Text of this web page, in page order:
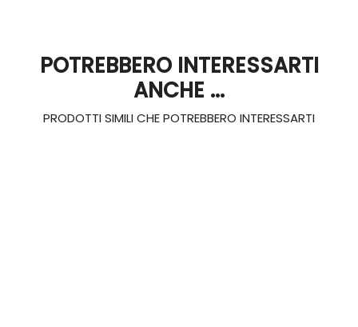
POTREBBERO INTERESSARTI
ANCHE ...
PRODOTTI SIMILI CHE POTREBBERO INTERESSARTI